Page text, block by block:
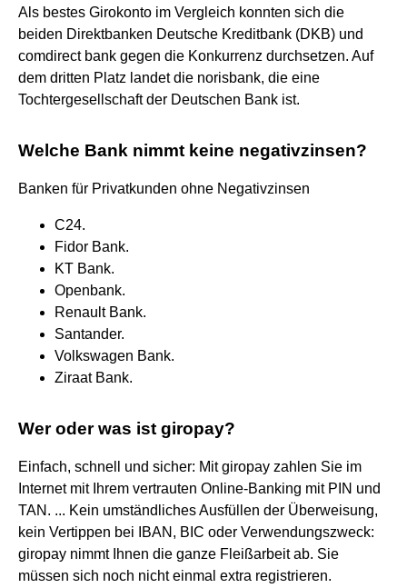
Als bestes Girokonto im Vergleich konnten sich die
beiden Direktbanken Deutsche Kreditbank (DKB) und
comdirect bank gegen die Konkurrenz durchsetzen. Auf
dem dritten Platz landet die norisbank, die eine
Tochtergesellschaft der Deutschen Bank ist.
Welche Bank nimmt keine negativzinsen?
Banken für Privatkunden ohne Negativzinsen
C24.
Fidor Bank.
KT Bank.
Openbank.
Renault Bank.
Santander.
Volkswagen Bank.
Ziraat Bank.
Wer oder was ist giropay?
Einfach, schnell und sicher: Mit giropay zahlen Sie im
Internet mit Ihrem vertrauten Online-Banking mit PIN und
TAN. ... Kein umständliches Ausfüllen der Überweisung,
kein Vertippen bei IBAN, BIC oder Verwendungszweck:
giropay nimmt Ihnen die ganze Fleißarbeit ab. Sie
müssen sich noch nicht einmal extra registrieren.